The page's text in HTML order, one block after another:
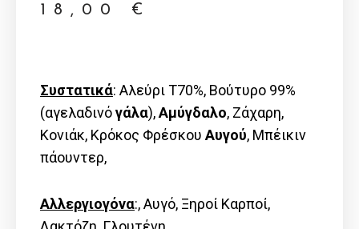
18,00 €
Συστατικά: Αλεύρι Τ70%, Βούτυρο 99%
(αγελαδινόγάλα),Αμύγδαλο, Ζάχαρη,
Κονιάκ, Κρόκος Φρέσκου Αυγού, Μπέικιν
πάουντερ,
Αλλεργιογόνα:, Αυγό, Ξηροί Καρποί,